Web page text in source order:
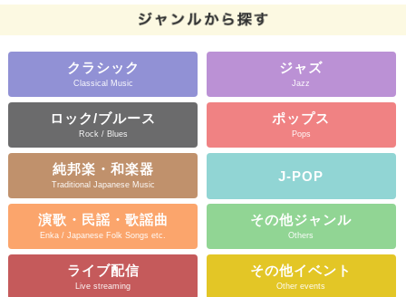
クラシック
Classical Music
ジャズ
Jazz
ロック/ブルース
Rock / Blues
ポップス
Pops
純邦楽・和楽器
Traditional Japanese Music
J-POP
演歌・民謡・歌謡曲
Enka / Japanese Folk Songs etc.
その他ジャンル
Others
ライブ配信
Live streaming
その他イベント
Other events